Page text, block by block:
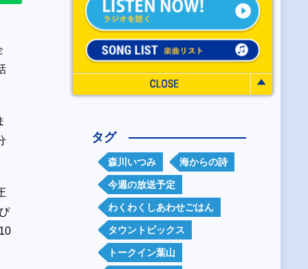
タグ
森川いつみ 海からの詩
今週の放送予定
わくわくしあわせごはん
タウントピックス
トークイン葉山